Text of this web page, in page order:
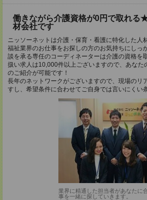
働きながら介護資格が0円で取れる
材会社です
ニッソーネットは介護・保育・看護に特化した人
福祉業界のお仕事をお探しの方のお気持ちにしっ
談を承る専任のコーディネーターは介護の資格を
扱い求人は10,000件以上ございますので、あなた
のご紹介が可能です！
長年のネットワークがございますので、現場のリ
すし、希望条件に合わせてご自身では言いにくい
業界に精通した担当者があなたに
事を一緒に探していきます。